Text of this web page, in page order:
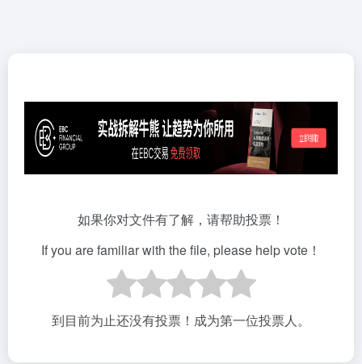
如果你对文件有了解，请帮助投票！
If you are familiar with the file, please help vote！
到目前为止还没有投票！成为第一位投票人。